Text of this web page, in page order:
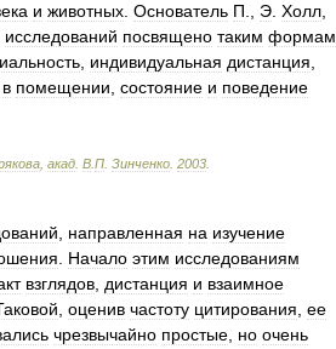
и животных Основатель П Э Холл
исследований посвящено таким формам
индивидуальная дистанция
в помещении состояние и поведение
акад В П Зинченко 2003
направленная на изучение
Начало этим исследованиям
взглядов дистанция и взаимное
оценив частоту цитирования ее
чрезвычайно простые но очень